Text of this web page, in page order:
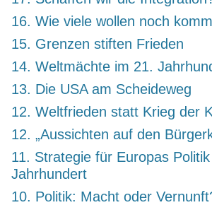
16. Wie viele wollen noch
15. Grenzen stiften Frieden
14. Weltmächte im 21.
13. Die USA am Scheideweg
12. Weltfrieden statt Krieg der
12. „Aussichten auf den
11. Strategie für Europas
Jahrhundert
10. Politik: Macht oder